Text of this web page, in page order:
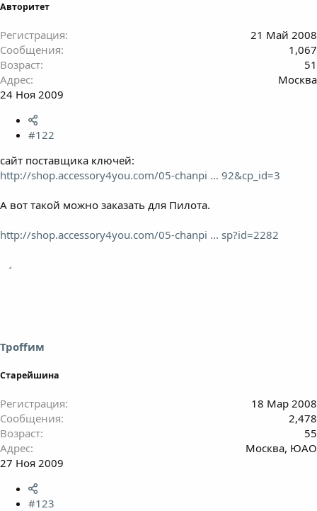
Авторитет
Регистрация
21 Май 2008
Сообщения
1,067
Возраст
51
Адрес
Москва
24 Ноя 2009
#122
сайт поставщика ключей:
http://shop.accessory4you.com/05-chanpi ... 92&cp_id=3
А вот такой можно заказать для Пилота.
http://shop.accessory4you.com/05-chanpi ... sp?id=2282
Троffим
Старейшина
Регистрация
18 Мар 2008
Сообщения
2,478
Возраст
55
Адрес
Москва, ЮАО
27 Ноя 2009
#123